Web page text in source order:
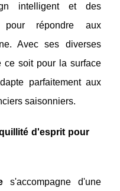
intelligent et des
pour répondre aux
Avec ses diverses
ce soit pour la surface
parfaitement aux
saisonniers.
d'esprit pour
s'accompagne d'une